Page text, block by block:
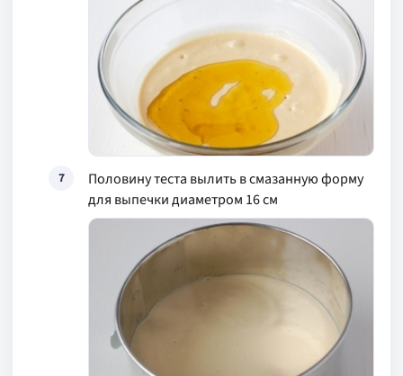
7
Половину теста вылить в смазанную форму
для выпечки диаметром 16 см